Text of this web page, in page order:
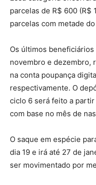
parcelas de R$ 600 (R$
parcelas com metade
Os últimos
novembro e dezembro,
na conta poupança
respectivamente. O
ciclo 6 será feito a
com base no mês de
O saque em espécie
dia 19 e irá até 27 de
ser movimentado por